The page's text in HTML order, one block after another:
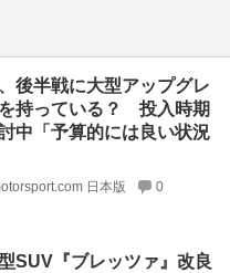
後半戦に大型アップグレ
持っている？ 投入時期
中「予算的には良い状況
日本版 0
SUV『ブレッツァ』改良